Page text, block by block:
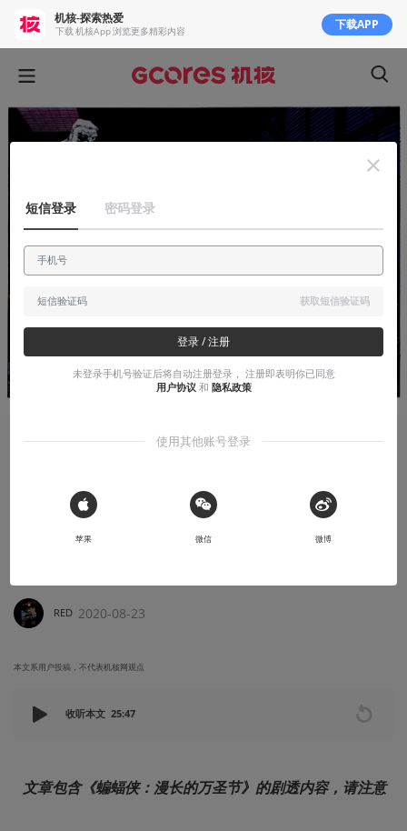
《蝙蝠侠：漫长的万圣节》：哥谭造就了蝙
蝠侠，也造就了恶棍
RED 2020-08-23
本文系用户投稿，不代表机核网观点
收听本文 25:47
文章包含《蝙蝠侠：漫长的万圣节》的剧透内容，请注意
机核-探索热爱
下载 机核App 浏览更多精彩内容 下载APP
短信登录 密码登录
获取短信验证码
登录 / 注册
未登录手机号验证后将自动注册登录， 注册即表明你已同意
用户协议 和 隐私政策
使用其他账号登录
 Sign in with Apple
苹果 微信 微博